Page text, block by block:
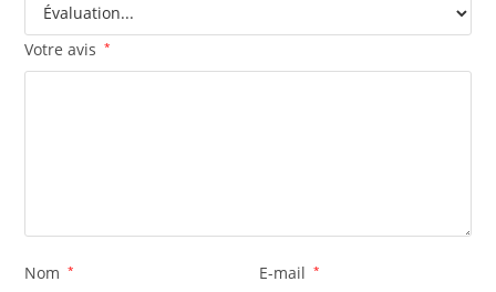
Votre avis *
Nom * E-mail *